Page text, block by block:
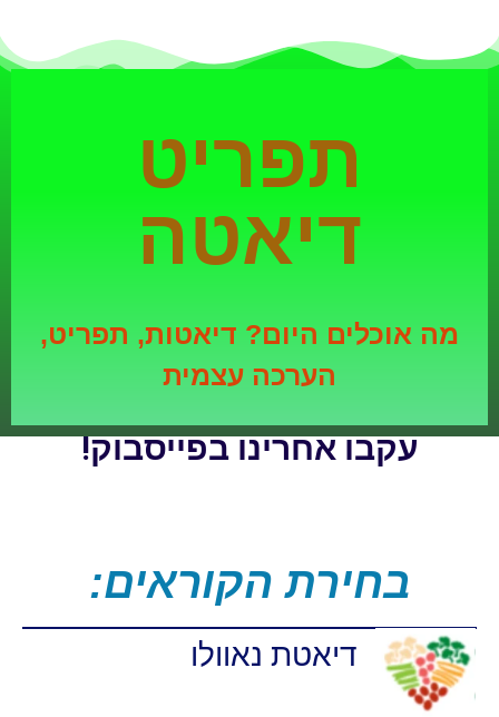
תפריט
דיאטה
מה אוכלים היום? דיאטות, תפריט,
הערכה עצמית
עקבו אחרינו בפייסבוק!
:בחירת הקוראים
דיאטת נאוולו